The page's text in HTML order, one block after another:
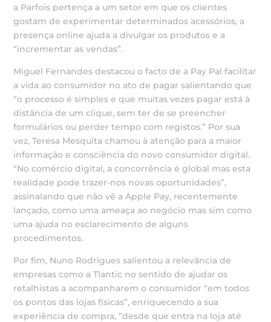
a Parfois pertença a um setor em que os clientes
gostam de experimentar determinados acessórios, a
presença online ajuda a divulgar os produtos e a
“incrementar as vendas”.
Miguel Fernandes destacou o facto de a Pay Pal facilitar
a vida ao consumidor no ato de pagar salientando que
“o processo é simples e que muitas vezes pagar está à
distância de um clique, sem ter de se preencher
formulários ou perder tempo com registos.” Por sua
vez, Teresa Mesquita chamou à atenção para a maior
informação e consciência do novo consumidor digital.
“No comércio digital, a concorrência é global mas esta
realidade pode trazer-nos novas oportunidades”,
assinalando que não vê a Apple Pay, recentemente
lançado, como uma ameaça ao negócio mas sim como
uma ajuda no esclarecimento de alguns
procedimentos.
Por fim, Nuno Rodrigues salientou a relevância de
empresas como a Tlantic no sentido de ajudar os
retalhistas a acompanharem o consumidor “em todos
os pontos das lojas físicas”, enriquecendo a sua
experiência de compra, “desde que entra na loja até